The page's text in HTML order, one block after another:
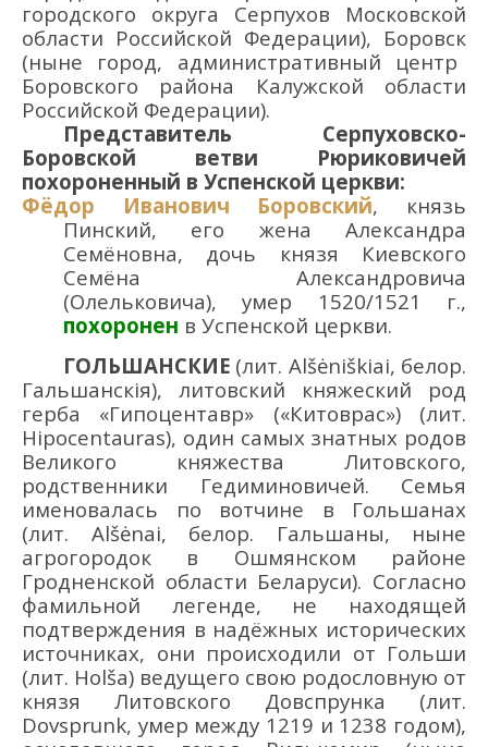
городского округа Серпухов Московской
области Российской Федерации), Боровск
(ныне город, административный центр
Боровского района Калужской области
Российской Федерации).
Представитель Серпуховско-
Боровской ветви Рюриковичей
похороненный в Успенской церкви:
Фёдор Иванович Боровский, князь
Пинский, его жена Александра
Семёновна, дочь князя Киевского
Семёна Александровича
(Олельковича),умер 1520/1521 г.,
похоронен в Успенской церкви.
ГОЛЬШАНСКИЕ (лит. Alšėniškiai, белор.
Гальшанскія), литовский княжеский род
герба «Гипоцентавр» («Китоврас») (лит.
Hipocentauras), один самых знатных родов
Великого княжества Литовского,
родственники Гедиминовичей. Семья
именовалась по вотчине в Гольшанах
(лит. Alšėnai, белор. Гальшаны, ныне
агрогородок в Ошмянском районе
Гродненской области Беларуси). Согласно
фамильной легенде, не находящей
подтверждения в надёжных исторических
источниках, они происходили от Гольши
(лит. Holša) ведущего свою родословную от
князя Литовского Довспрунка (лит.
Dovsprunk, умер между 1219 и 1238 годом),